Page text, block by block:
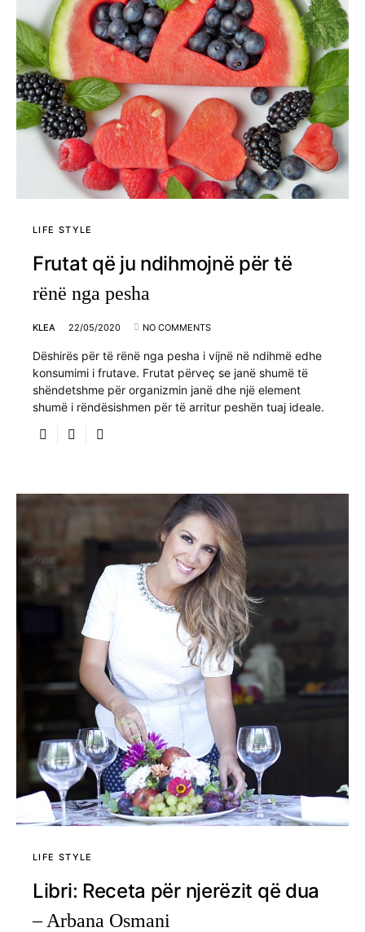
LIFE STYLE
Frutat që ju ndihmojnë për të
rënë nga pesha
KLEA 22/05/2020 NO COMMENTS
Dëshirës për të rënë nga pesha i vijnë në ndihmë edhe
konsumimi i frutave. Frutat përveç se janë shumë të
shëndetshme për organizmin janë dhe një element
shumë i rëndësishmen për të arritur peshën tuaj ideale.
LIFE STYLE
Libri: Receta për njerëzit që dua
– Arbana Osmani